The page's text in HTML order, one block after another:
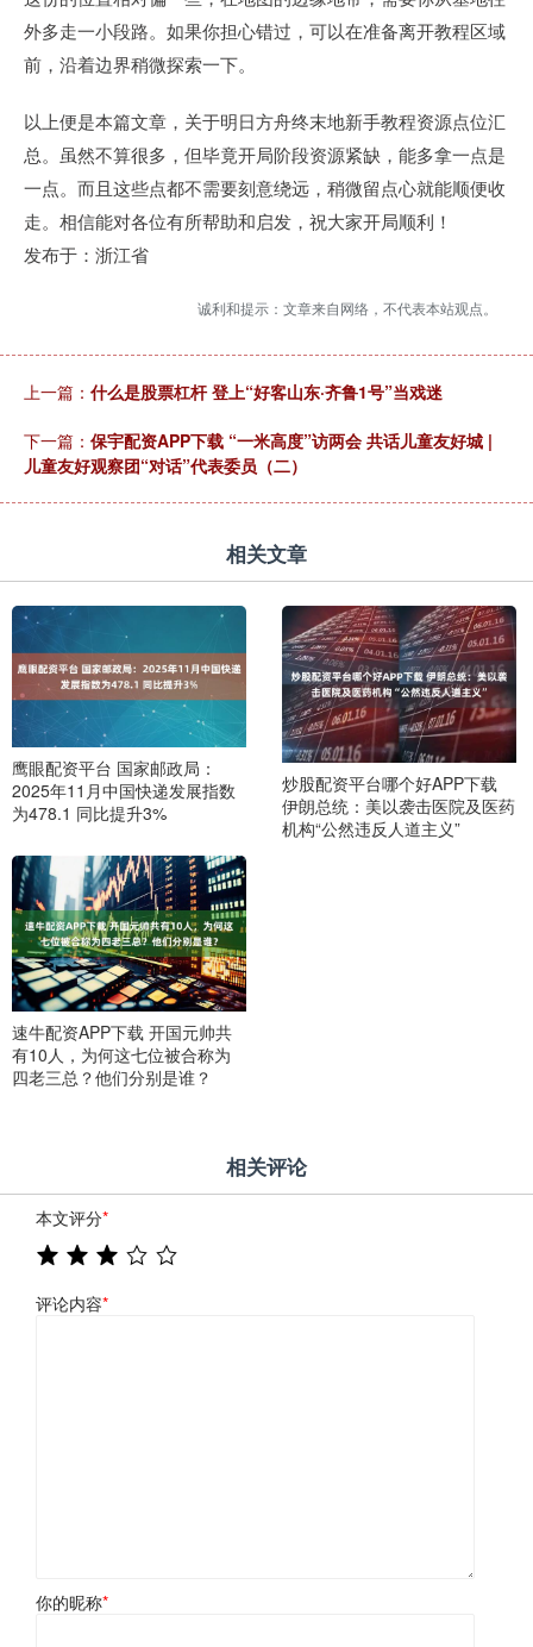
外多走一小段路。如果你担心错过，可以在准备离开教程区域
前，沿着边界稍微探索一下。
以上便是本篇文章，关于明日方舟终末地新手教程资源点位汇
总。虽然不算很多，但毕竟开局阶段资源紧缺，能多拿一点是
一点。而且这些点都不需要刻意绕远，稍微留点心就能顺便收
走。相信能对各位有所帮助和启发，祝大家开局顺利！
发布于：浙江省
诚利和提示：文章来自网络，不代表本站观点。
上一篇： 什么是股票杠杆 登上“好客山东·齐鲁1号”当戏迷
下一篇： 保宇配资APP下载 “一米高度”访两会 共话儿童友好城 |
儿童友好观察团“对话”代表委员（二）
相关文章
鹰眼配资平台 国家邮政局：
2025年11月中国快递发展指数
为478.1 同比提升3%
炒股配资平台哪个好APP下载
伊朗总统：美以袭击医院及医药
机构“公然违反人道主义”
速牛配资APP下载 开国元帅共
有10人，为何这七位被合称为
四老三总？他们分别是谁？
相关评论
本文评分*
评论内容*
你的昵称*